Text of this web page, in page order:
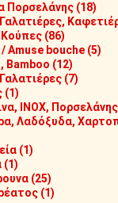
Πορσελάνης (18)
(86)
Amuse bouche (5)
Bamboo (12)
(7)
(1)
INOX,
Λαδόξυδα,
(1)
(1)
(25)
(1)